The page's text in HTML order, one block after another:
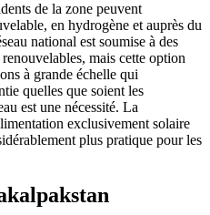
de la zone peuvent
en hydrogène et auprès du
national est soumise à des
mais cette option
à grande échelle qui
quelles que soient les
est une nécessité. La
exclusivement solaire
plus pratique pour les